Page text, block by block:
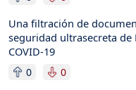
Una filtración de
seguridad ultrasecreta de
COVID-19
0 0